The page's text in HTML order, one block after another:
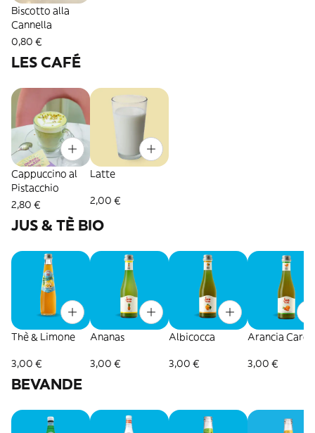
Biscotto alla
Cannella
0,80 €
LES CAFÉ
Cappuccino al
Pistacchio
2,80 €
Latte
2,00 €
JUS & TÈ BIO
Thè & Limone
3,00 €
Ananas
3,00 €
Albicocca
3,00 €
Arancia
3,00 €
BEVANDE